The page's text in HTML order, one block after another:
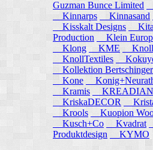
Guzman Bunce Limited
Kinnarps
Kinnasand
Kisskalt Designs
Production
Klein
Klong
KME
Knoll
KnollTextiles
Kollektion Bertschinger
Kone
Kramis
KriskaDECOR
Krools
Kuopion
Kusch+Co
Kvadrat
Produktdesign
KYMO